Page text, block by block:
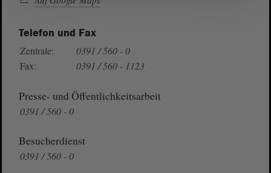
Telefon und Fax
Zentrale:
0391 / 560 - 0
Fax:
0391 / 560 - 1123
Presse- und Öffentlichkeitsarbeit
0391 / 560 - 0
Besucherdienst
0391 / 560 - 0